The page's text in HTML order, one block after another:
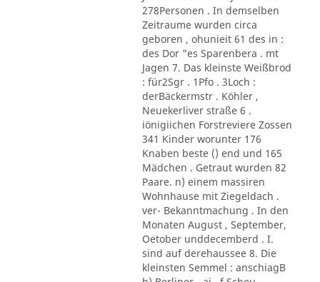
278Personen . In demselben
Zeitraume wurden circa
geboren , ohunieit 61 des in :
des Dor "es Sparenbera . mt
Jagen 7. Das kleinste Weißbrod
: für2Sgr . 1Pfo . 3Loch :
derBäckermstr . Köhler ,
Neuekerliver straße 6 .
iönigiichen Forstreviere Zossen
341 Kinder worunter 176
Knaben beste () end und 165
Mädchen . Getraut wurden 82
Paare. n) einem massiren
Wohnhause mit Ziegeldach .
ver- Bekanntmachung . In den
Monaten August , September,
Oetober unddecemberd . I.
sind auf derehaussee 8. Die
kleinsten Semmel : anschiagB